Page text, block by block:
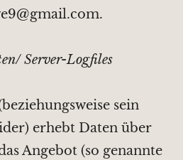
Server-Logfiles
sein
erhebt Daten über
Angebot (so genannte